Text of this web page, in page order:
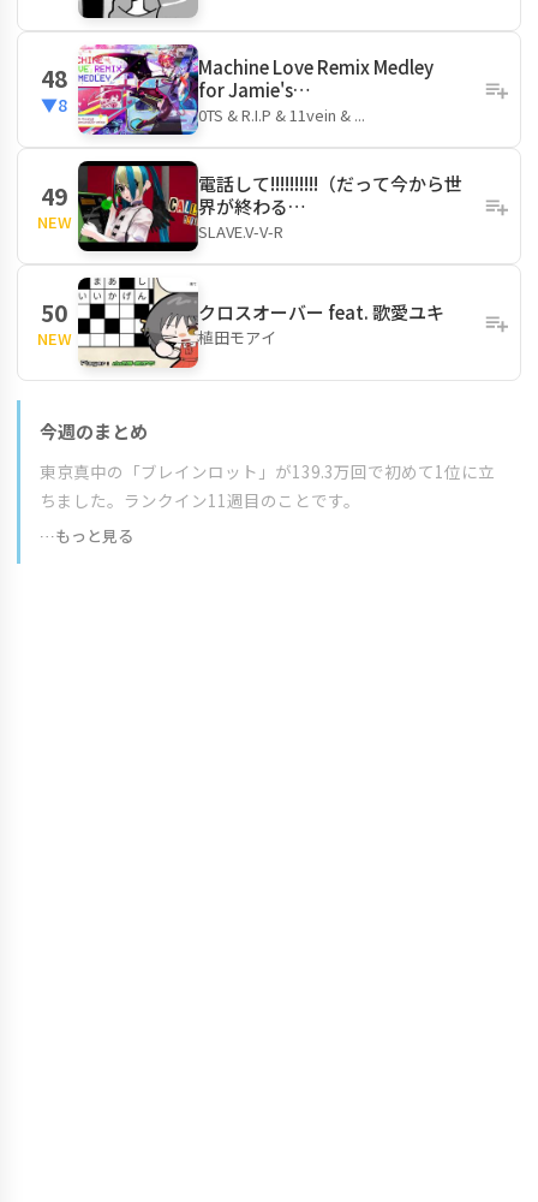
48
▼8
Machine Love Remix Medley
for Jamie's…
0TS & R.I.P & 11vein & ...
49
NEW
電話して!!!!!!!!!!（だって今から世
界が終わる…
SLAVE.V-V-R
50
NEW
クロスオーバー feat. 歌愛ユキ
植田モアイ
今週のまとめ
東京真中の「ブレインロット」が139.3万回で初めて1位に立
ちました。ランクイン11週目のことです。
…もっと見る